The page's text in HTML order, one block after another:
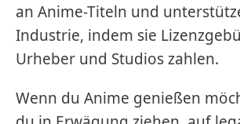
an Anime-Titeln und
Industrie, indem sie
Urheber und Studios zahlen.
Wenn du Anime genießen